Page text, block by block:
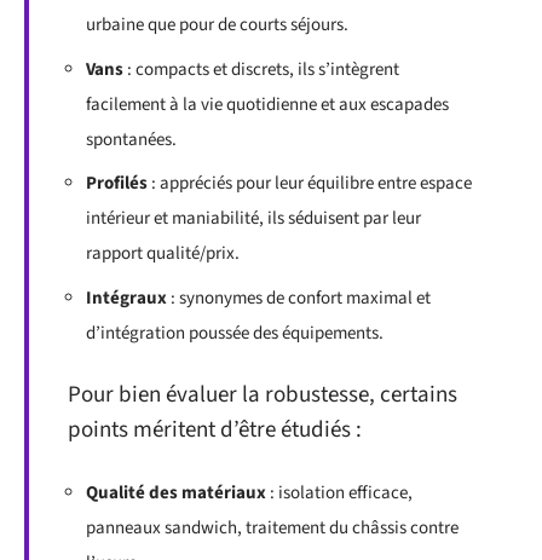
urbaine que pour de courts séjours.
Vans: compacts et discrets, ils s’intègrent
facilement à la vie quotidienne et aux escapades
spontanées.
Profilés: appréciés pour leur équilibre entre espace
intérieur et maniabilité, ils séduisent par leur
rapport qualité/prix.
Intégraux: synonymes de confort maximal et
d’intégration poussée des équipements.
Pour bien évaluer la robustesse, certains
points méritent d’être étudiés :
Qualité des matériaux: isolation efficace,
panneaux sandwich, traitement du châssis contre